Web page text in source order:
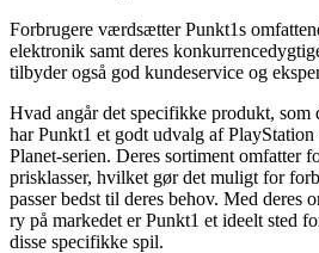
Forbrugere værdsætter Punkt1s
elektronik samt deres
tilbyder også god kundeservice og
Hvad angår det specifikke produkt, som
har Punkt1 et godt udvalg af
Planet-serien. Deres sortiment omfatter
prisklasser, hvilket gør det muligt for
passer bedst til deres behov. Med deres
ry på markedet er Punkt1 et ideelt sted
disse specifikke spil.